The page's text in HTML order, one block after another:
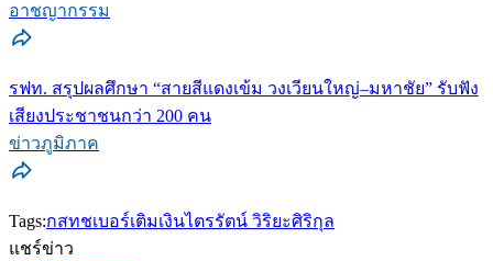
อาชญากรรม
รฟท. สรุปผลศึกษา “สายสีแดงเข้ม วงเวียนใหญ่–มหาชัย” รับฟัง
เสียงประชาชนกว่า 200 คน
ข่าวภูมิภาค
Tags:กสทชเบอร์เติมเงินไตรรัตน์ วิริยะศิริกุล
แชร์ข่าว